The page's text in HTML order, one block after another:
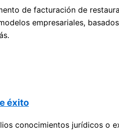
de facturación de
empresariales,
éxito
conocimientos jurídicos o